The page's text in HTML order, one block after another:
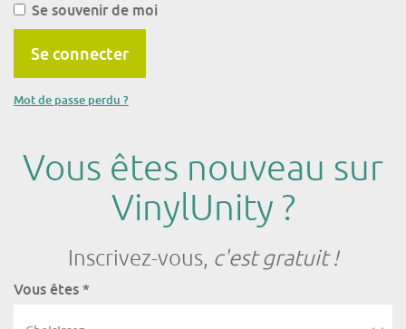
Se souvenir de moi
Se connecter
Mot de passe perdu ?
Vous êtes nouveau sur
VinylUnity ?
Inscrivez-vous, c'est gratuit !
Vous êtes *